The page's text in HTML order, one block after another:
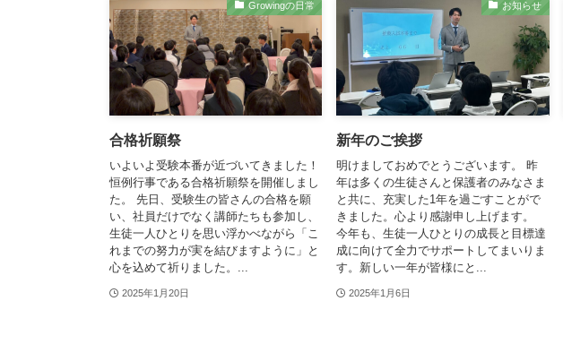
Growingの日常
合格祈願祭
いよいよ受験本番が近づいてきました！
恒例行事である合格祈願祭を開催しまし
た。 先日、受験生の皆さんの合格を願
い、社員だけでなく講師たちも参加し、
生徒一人ひとりを思い浮かべながら「こ
れまでの努力が実を結びますように」と
心を込めて祈りました。...
2025年1月20日
お知らせ
新年のご挨拶
明けましておめでとうございます。 昨
年は多くの生徒さんと保護者のみなさま
と共に、充実した1年を過ごすことがで
きました。心より感謝申し上げます。
今年も、生徒一人ひとりの成長と目標達
成に向けて全力でサポートしてまいりま
す。新しい一年が皆様にと...
2025年1月6日